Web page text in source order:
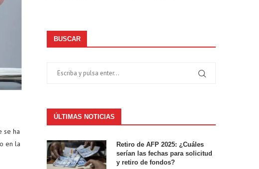
se ha
en la
BUSCAR
ÚLTIMAS NOTICIAS
Retiro de AFP 2025: ¿Cuáles
serían las fechas para solicitud
y retiro de fondos?